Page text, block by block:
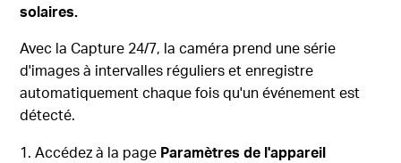
solaires.
Avec la Capture 24/7, la caméra prend une série
d'images à intervalles réguliers et enregistre
automatiquement chaque fois qu'un événement est
détecté.
1. Accédez à la page Paramètres de l'appareil